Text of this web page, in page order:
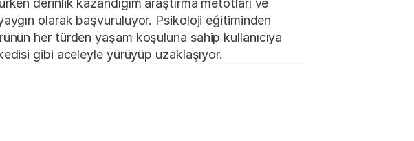
derinlik kazandığım araştırma metotları ve
olarak başvuruluyor. Psikoloji eğitiminden
her türden yaşam koşuluna sahip kullanıcıya
gibi aceleyle yürüyüp uzaklaşıyor.